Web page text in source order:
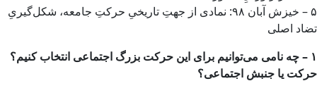
۵ – خیزش آبان ۹۸: نمادی از جهتِ تاریخیِ حرکتِ جامعه، شکل‌گیریِ
تضاد اصلی
۱ – چه نامی می‌توانیم برای این حرکت بزرگ اجتماعی انتخاب کنیم؟
حرکت یا جنبش اجتماعی؟